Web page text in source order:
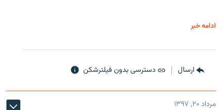
ادامه خبر
ارسال دسترسی بدون فیلترشکن
مرداد ۲۰, ۱۳۹۷